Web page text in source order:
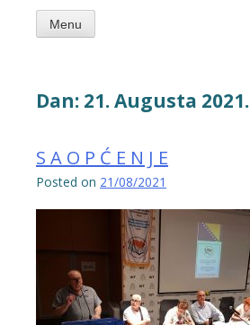
Menu
Dan: 21. Augusta 2021.
S A O P Ć E N J E
Posted on 21/08/2021